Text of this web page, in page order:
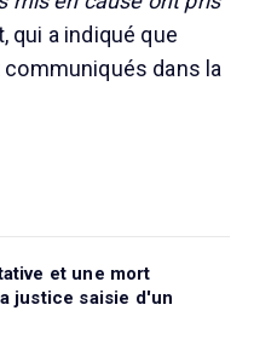
qui a indiqué que
dans la
et une mort
justice saisie d'un